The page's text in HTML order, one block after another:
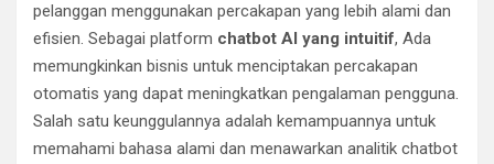
pelanggan menggunakan percakapan yang lebih alami dan
efisien. Sebagai platform chatbot AI yang intuitif, Ada
memungkinkan bisnis untuk menciptakan percakapan
otomatis yang dapat meningkatkan pengalaman pengguna.
Salah satu keunggulannya adalah kemampuannya untuk
memahami bahasa alami dan menawarkan analitik chatbot